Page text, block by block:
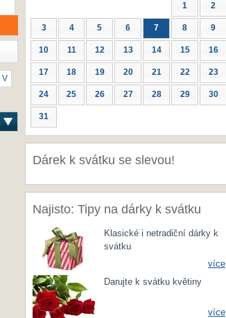
V
1 2
3 4 5 6 7 8 9
10 11 12 13 14 15 16
17 18 19 20 21 22 23
24 25 26 27 28 29 30
31
Dárek k svátku se slevou!
Najisto: Tipy na dárky k svátku
Klasické i netradiční dárky k
svátku
více
Darujte k svátku květiny
více